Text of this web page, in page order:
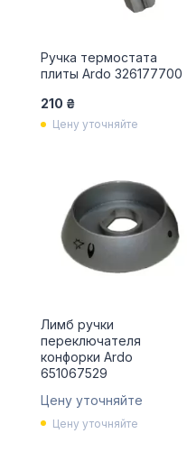
Ручка термостата
плиты Ardo 326177700
210 ₴
Цену уточняйте
Лимб ручки
переключателя
конфорки Ardo
651067529
Цену уточняйте
Цену уточняйте